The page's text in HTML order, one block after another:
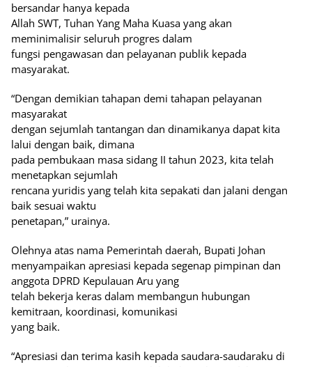
bersandar hanya kepada
Allah SWT, Tuhan Yang Maha Kuasa yang akan
meminimalisir seluruh progres dalam
fungsi pengawasan dan pelayanan publik kepada
masyarakat.
“Dengan demikian tahapan demi tahapan pelayanan
masyarakat
dengan sejumlah tantangan dan dinamikanya dapat kita
lalui dengan baik, dimana
pada pembukaan masa sidang II tahun 2023, kita telah
menetapkan sejumlah
rencana yuridis yang telah kita sepakati dan jalani dengan
baik sesuai waktu
penetapan,” urainya.
Olehnya atas nama Pemerintah daerah, Bupati Johan
menyampaikan apresiasi kepada segenap pimpinan dan
anggota DPRD Kepulauan Aru yang
telah bekerja keras dalam membangun hubungan
kemitraan, koordinasi, komunikasi
yang baik.
“Apresiasi dan terima kasih kepada saudara-saudaraku di